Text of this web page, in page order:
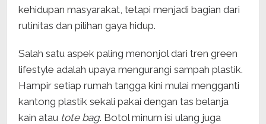
kehidupan masyarakat, tetapi menjadi bagian dari
rutinitas dan pilihan gaya hidup.
Salah satu aspek paling menonjol dari tren green
lifestyle adalah upaya mengurangi sampah plastik.
Hampir setiap rumah tangga kini mulai mengganti
kantong plastik sekali pakai dengan tas belanja
kain atau tote bag. Botol minum isi ulang juga